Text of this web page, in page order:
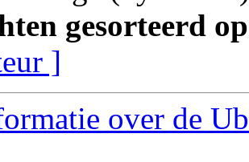
gesorteerd
]
over de